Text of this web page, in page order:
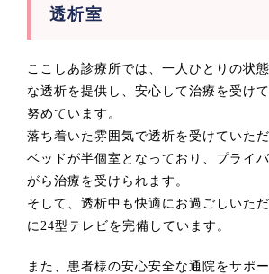
透析室
ここしあ診療所では、一人ひとりの状
な透析を提供し、安心して治療を受け
努めています。
落ち着いた雰囲気で透析を受けていた
ベッドが半個室となっており、プライ
がら治療を受けられます。
そして、透析中も快適にお過ごしいた
に24型テレビを完備しています。
また、患者様の安心安全な通院をサポ